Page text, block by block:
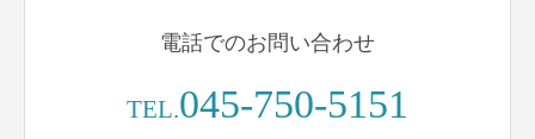
電話でのお問い合わせ
TEL.045-750-5151